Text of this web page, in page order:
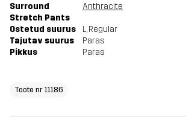
Surround
Stretch Pants
Anthracite
Ostetud suurus L, Regular
Tajutav suurus
Paras
Pikkus
Paras
Toote nr 11186